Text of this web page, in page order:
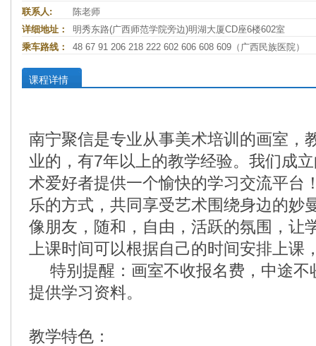
联系人:
陈老师
详细地址：
明秀东路(广西师范学院旁边)明湖大厦CD座6楼602室
乘车路线：
48 67 91 206 218 222 602 606 608 609（广西民族医院）
课程详情
南宁聚信是专业从事美术培训的画室，
业的，有7年以上的教学经验。我们成
术爱好者提供一个愉快的学习交流平台
乐的方式，共同享受艺术围绕身边的妙
像朋友，随和，自由，活跃的氛围，让
上课时间可以根据自己的时间安排上课
特别提醒：画室不收报名费，中途不
提供学习资料。
教学特色：